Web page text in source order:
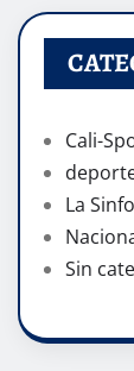
Cali-
La
Sin